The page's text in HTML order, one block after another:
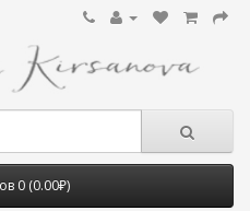
0 (0.00₽)